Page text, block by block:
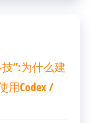
”:为什么建
用Codex /